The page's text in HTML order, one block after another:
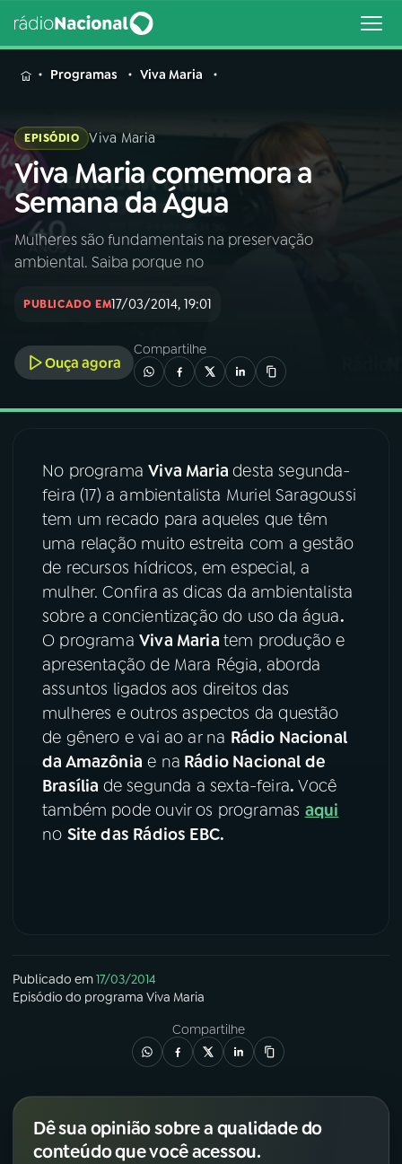
MENU
Buscar
na
Rádio
Nacional
Buscar
AO VIVO
04PROGRAMAS
05PODCASTS
06VIDEOCASTS
ÚLTIMAS
08FESTIVAL DE MÚSICA
ACOMPANHE A RÁDIO NACIONAL
YouTube Facebook
Programas Viva Maria
EPISÓDIO Viva Maria
Viva Maria comemora a
Semana da Água
Mulheres são fundamentais na preservação
ambiental. Saiba porque no
PUBLICADO EM17/03/2014, 19:01
Ouça agora
Compartilhe
No programaViva Mariadesta segunda-
feira (17) a ambientalista Muriel Saragoussi
tem um recado para aqueles que têm
uma relação muito estreita com a gestão
de recursos hídricos, em especial, a
mulher. Confira as dicas da ambientalista
sobre a concientização do uso da água.
O programa Viva Maria tem produção e
apresentação de Mara Régia, aborda
assuntos ligados aos direitos das
mulheres e outros aspectos da questão
de gênero e vai ao ar na Rádio Nacional
da Amazônia e na Rádio Nacional de
Brasília de segunda a sexta-feira.Você
também pode ouvir os programas aqui
no Site das Rádios EBC.
Publicado em17/03/2014
Episódio do programa Viva Maria
Compartilhe
Dê sua opinião sobre a qualidade do
conteúdo que você acessou.